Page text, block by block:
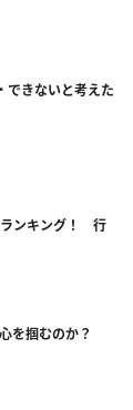
できないと考えた
ランキング！ 行
を掴むのか？